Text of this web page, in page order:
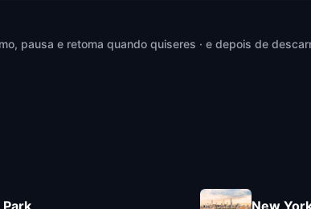
pausa e retoma quando quiseres · e depois de
New